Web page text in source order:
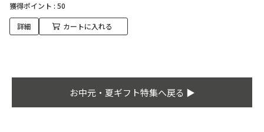
獲得ポイント : 50
詳細 カートに入れる
お中元・夏ギフト特集へ戻る ▶